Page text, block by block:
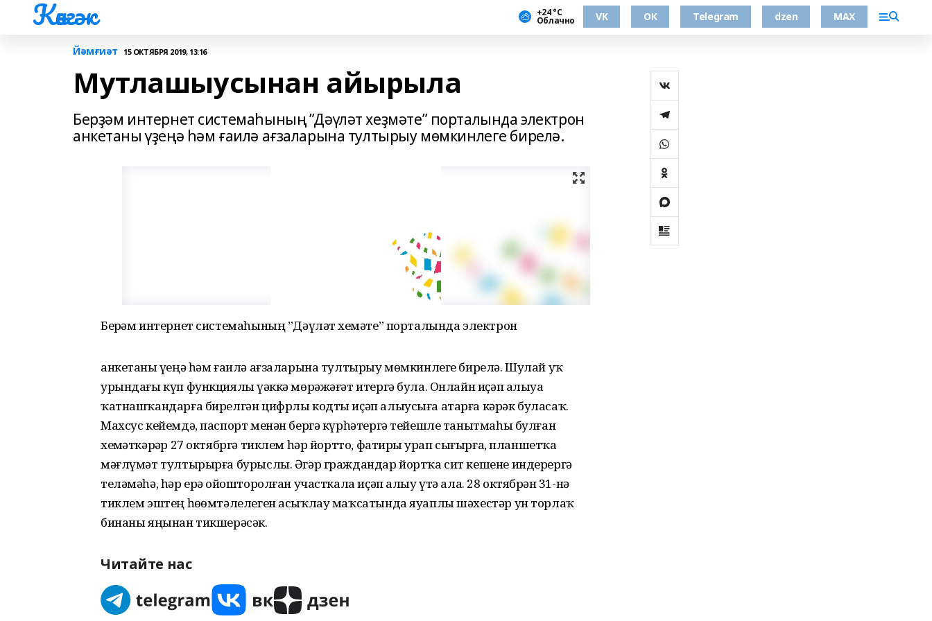
Көнгәк +24 °С
Облачно VK ОК Telegram dzen MAX
Йәмғиәт 15 ОКТЯБРЯ 2019, 13:16
Мутлашыусынан айырыла
Берҙәм интернет системаһының ”Дәүләт хеҙмәте” порталында электрон
анкетаны үҙеңә һәм ғаилә ағзаларына тултырыу мөмкинлеге бирелә.
Берҙәм интернет системаһының ”Дәүләт хеҙмәте” порталында электрон
анкетаны үҙеңә һәм ғаилә ағзаларына тултырыу мөмкинлеге бирелә. Шулай уҡ
урындағы күп функциялы үҙәккә мөрәжәғәт итергә була. Онлайн иҫәп алыуҙа
ҡатнашҡандарға бирелгән цифрлы кодты иҫәп алыусыға атарға кәрәк буласаҡ.
Махсус кейемдә, паспорт менән бергә күрһәтергә тейешле танытмаһы булған
хеҙмәткәрҙәр 27 октябргә тиклем һәр йортто, фатирҙы урап сығырға, планшетҡа
мәғлүмәт тултырырға бурыслы. Әгәр граждандар йортҡа сит кешене индерергә
теләмәһә, һәр ерҙә ойошторолған участкала иҫәп алыу үтә ала. 28 октябрҙән 31-нә
тиклем эштең һөҙөмтәлелеген асыҡлау маҡсатында яуаплы шәхестәр ун торлаҡ
бинаны яңынан тикшерәсәк.
Читайте нас